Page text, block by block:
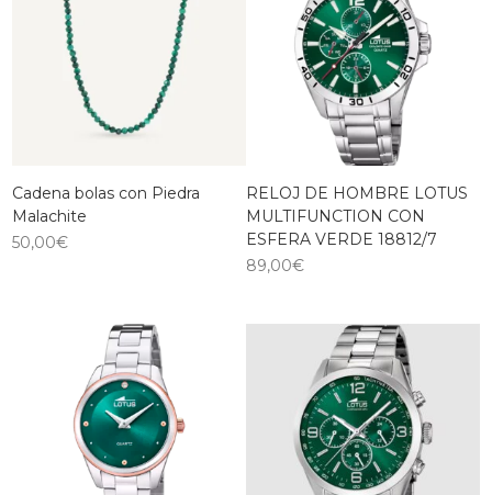
Cadena bolas con Piedra
Malachite
50,00€
RELOJ DE HOMBRE LOTUS
MULTIFUNCTION CON
ESFERA VERDE 18812/7
89,00€